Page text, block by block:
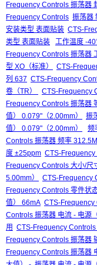
Frequency Controls 振荡器
Frequency Controls 振荡器
安装类型 表面贴装 CTS-
类型 表面贴装
工作温度 -
Frequency Controls 振荡器
型 XO（标准）
CTS-
列 637 CTS-Frequency
卷（TR）
CTS-Frequency
Frequency Controls 振荡器
值） 0.079"（2.00mm）
振
值） 0.079"（2.00mm）
频
Controls 振荡器 频率
度 ±25ppm CTS-
Frequency Controls 大小/尺
5.00mm）
CTS-Frequency
Frequency Controls 零件状
值） 66mA CTS-Frequency
Controls 振荡器 电流 - 电源
用 CTS-Frequency Controls
Frequency Controls 振荡器
Frequency Controls 振荡器